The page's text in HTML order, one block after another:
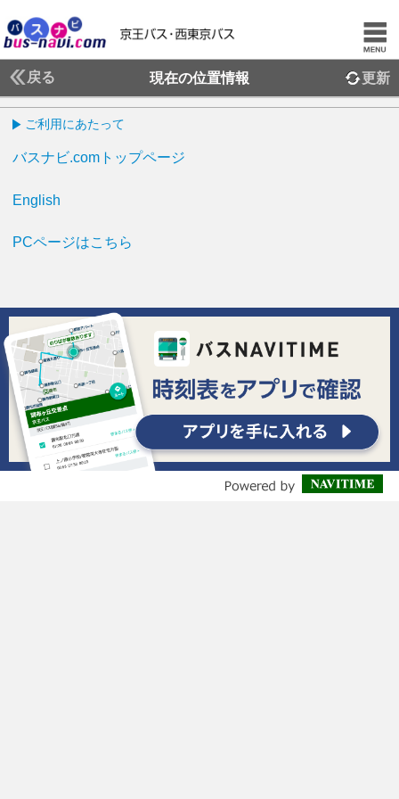
戻る 現在の位置情報 更新
ご利用にあたって
バスナビ.comトップページ
English
PCページはこちら